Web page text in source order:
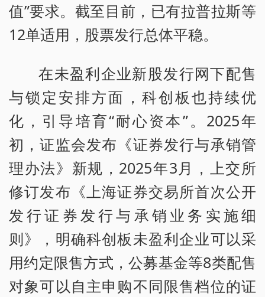
值”要求。截至目前，已有拉普拉斯等
12单适用，股票发行总体平稳。
在未盈利企业新股发行网下配售
与锁定安排方面，科创板也持续优
化，引导培育“耐心资本”。2025年
初，证监会发布《证券发行与承销管
理办法》新规，2025年3月，上交所
修订发布《上海证券交易所首次公开
发行证券发行与承销业务实施细
则》，明确科创板未盈利企业可以采
用约定限售方式，公募基金等8类配售
对象可以自主申购不同限售档位的证